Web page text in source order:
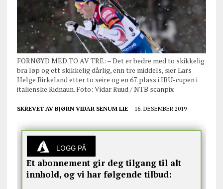
FORNØYD MED TO AV TRE: – Det er bedre med to skikkelig
bra løp og ett skikkelig dårlig, enn tre middels, sier Lars
Helge Birkeland etter to seire og en 67. plass i IBU-cupen i
italienske Ridnaun. Foto: Vidar Ruud / NTB scanpix
SKREVET AV BJØRN VIDAR SENUM LIE 16. DESEMBER 2019
LOGG PÅ
Et abonnement gir deg tilgang til alt
innhold, og vi har følgende tilbud: